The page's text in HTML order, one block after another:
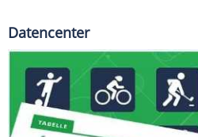
Datencenter